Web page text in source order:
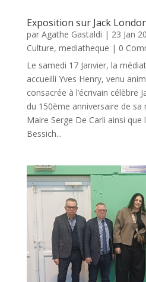
Exposition sur Jack
par Agathe Gastaldi | 23 Jan
Culture, mediatheque | 0
Le samedi 17 Janvier, la
accueilli Yves Henry, venu
consacrée à l’écrivain célèbre
du 150ème anniversaire de sa
Maire Serge De Carli ainsi que
Bessich...